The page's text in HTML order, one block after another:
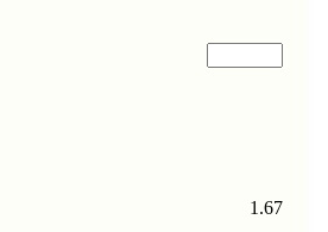
1.67